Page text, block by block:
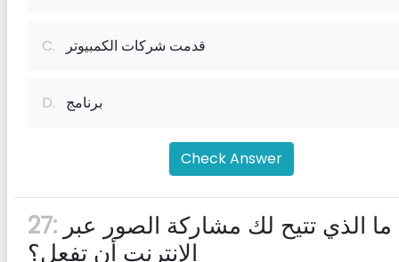
C. قدمت شركات الكمبيوتر
D. برنامج
Check Answer
27:
الإنترنت أن تفعل؟